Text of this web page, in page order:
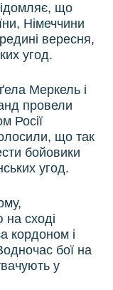
що
Німеччини
вересня,
угод.
Меркель і
провели
Росії
що так
бойовики
угод.
сході
кордоном і
бої на
у